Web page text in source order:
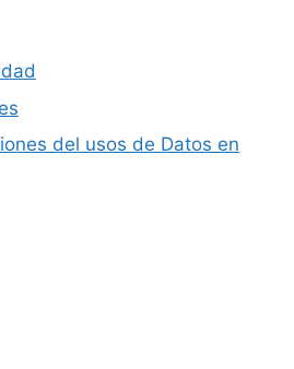
del usos de Datos en